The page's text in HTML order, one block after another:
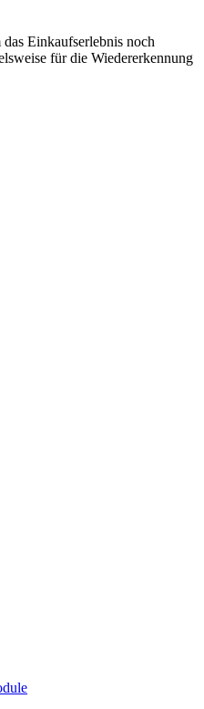
Einkaufserlebnis noch
für die Wiedererkennung